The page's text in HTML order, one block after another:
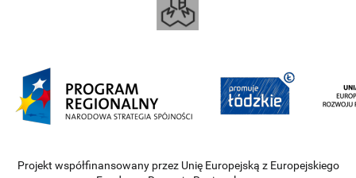
Projekt współfinansowany przez Unię Europejską z Europejskiego